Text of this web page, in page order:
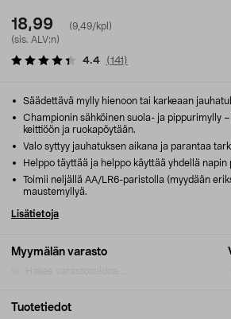
18,99
(9,49/kpl)
(sis. ALV:n)
4.4 (141 )
Myymälän varasto
Säädettävä mylly hienoon tai karkeaan
Championin sähköinen suola- ja pippurimylly
keittiöön ja ruokapöytään.
Valo syttyy jauhatuksen aikana ja parantaa
Helppo täyttää ja helppo käyttää yhdellä napin
Toimii neljällä AA/LR6-paristolla (myydään
maustemyllyä.
Lisätietoja
Tuotetiedot